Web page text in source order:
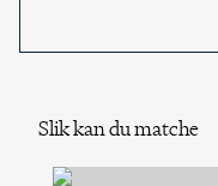
Slik kan du matche